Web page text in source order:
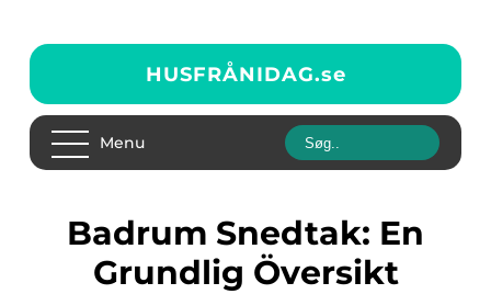
HUSFRÅNIDAG.se
Menu
Badrum Snedtak: En
Grundlig Översikt